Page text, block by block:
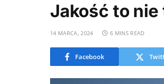
Jakość to
14 MARCA, 2024 6 MINS READ
Facebook